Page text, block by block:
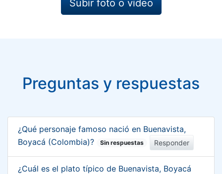
Subir foto o video
Preguntas y respuestas
¿Qué personaje famoso nació en Buenavista,
Boyacá (Colombia)?
Sin respuestas Responder
¿Cuál es el plato típico de Buenavista, Boyacá